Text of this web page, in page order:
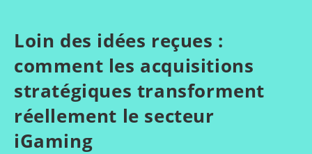
Loin des idées reçues :
comment les acquisitions
stratégiques transforment
réellement le secteur
iGaming